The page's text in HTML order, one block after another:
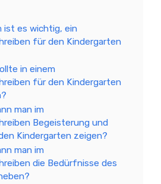
ist es wichtig, ein
für den Kindergarten
in einem
für den Kindergarten
man im
Begeisterung und
Kindergarten zeigen?
man im
die Bedürfnisse des